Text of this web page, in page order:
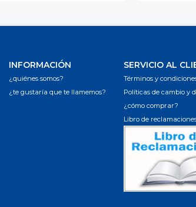
INFORMACIÓN
¿quiénes somos?
¿te gustaría que te llamemos?
SERVICIO AL
Términos y
Políticas de cambio y
¿cómo comprar?
Libro de